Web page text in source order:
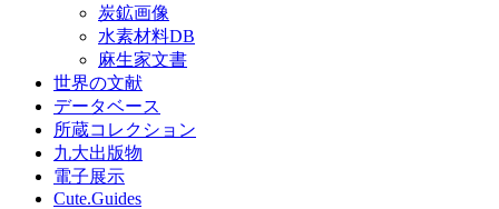
炭鉱画像
水素材料DB
麻生家文書
世界の文献
データベース
所蔵コレクション
九大出版物
電子展示
Cute.Guides